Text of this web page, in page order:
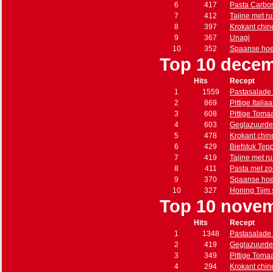
6
417
Pasta
7
412
Tajine met
8
397
Krokant
9
367
Unagi
10
352 Spaanse
Top 10
Hits
Recept
1
1559
2
869
Pittige
3
608
Pittige
4
603
5
478
Krokant
6
429
Biefstuk
7
419
Tajine met
8
411
Pasta met
9
370
Spaanse
10
327 Honing Tijm
Top 10
Hits
Recept
1
1348
2
419
3
349
Pittige
4
294
Krokant